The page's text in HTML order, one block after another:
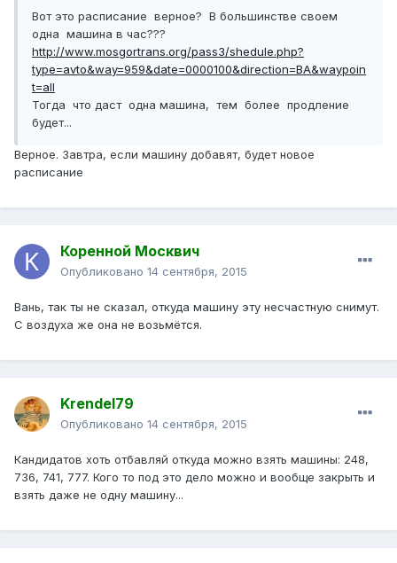
Вот это расписание верное? В большинстве своем
одна машина в час???
http://www.mosgortrans.org/pass3/shedule.php?
type=avto&way=959&date=0000100&direction=BA&waypoin
t=all
Тогда что даст одна машина, тем более продление
будет...
Верное. Завтра, если машину добавят, будет новое
расписание
Коренной Москвич
Опубликовано 14 сентября, 2015
Вань, так ты не сказал, откуда машину эту несчастную снимут.
С воздуха же она не возьмётся.
Krendel79
Опубликовано 14 сентября, 2015
Кандидатов хоть отбавляй откуда можно взять машины: 248,
736, 741, 777. Кого то под это дело можно и вообще закрыть и
взять даже не одну машину...